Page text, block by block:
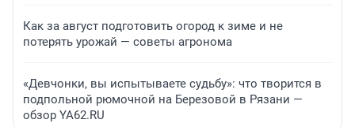
Как за август подготовить огород к зиме и не
потерять урожай — советы агронома
«Девчонки, вы испытываете судьбу»: что творится в
подпольной рюмочной на Березовой в Рязани —
обзор YA62.RU